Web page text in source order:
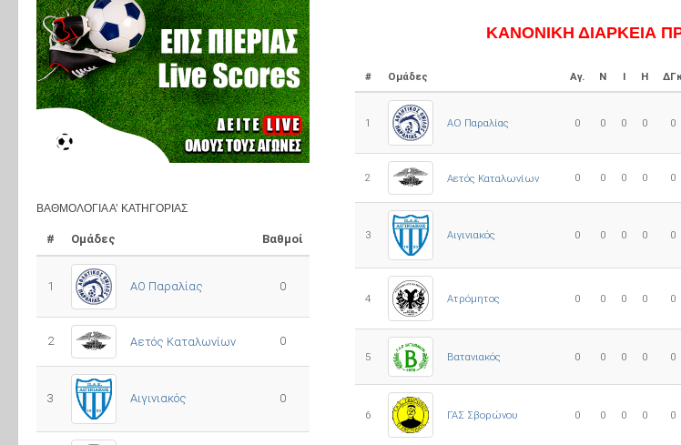
ΚΑΝΟΝΙΚΗ ΔΙΑΡΚΕΙΑ
# Ομάδες Αγ. Ν Ι Η
1 ΑΟ Παραλίας 0 0 0 0 0
2 Αετός Καταλωνίων 0 0 0 0 0
3 Αιγινιακός 0 0 0 0 0
4 Ατρόμητος 0 0 0 0 0
5 Βατανιακός 0 0 0 0 0
6 ΓΑΣ Σβορώνου 0 0 0 0 0
ΒΑΘΜΟΛΟΓΊΑ Α’ ΚΑΤΗΓΟΡΊΑΣ
# Ομάδες Βαθμοί
1 ΑΟ Παραλίας 0
2 Αετός Καταλωνίων 0
3 Αιγινιακός 0